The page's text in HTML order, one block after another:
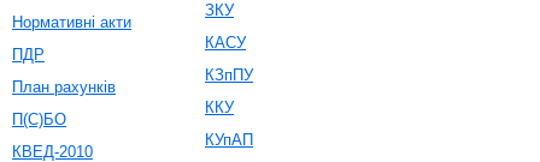
Нормативні акти
ПДР
План рахунків
П(С)БО
КВЕД-2010
ЗКУ
КАСУ
КЗпПУ
ККУ
КУпАП